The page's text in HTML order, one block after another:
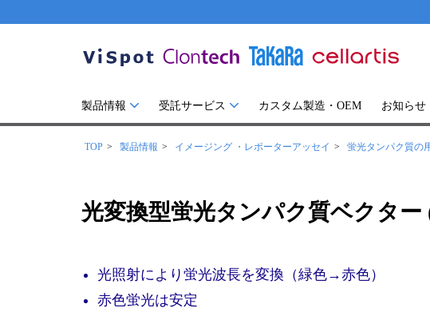
製品情報 受託サービス カスタム製造・OEM お知らせ
TOP 製品情報 イメージング ・レポーターアッセイ 蛍光タンパク質の
光変換型蛍光タンパク質ベクター
光照射により蛍光波長を変換（緑色→赤色）
赤色蛍光は安定